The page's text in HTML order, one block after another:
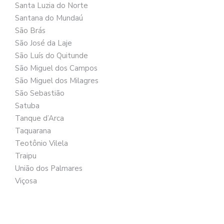
Santa Luzia do Norte
Santana do Mundaú
São Brás
São José da Laje
São Luís do Quitunde
São Miguel dos Campos
São Miguel dos Milagres
São Sebastião
Satuba
Tanque d’Arca
Taquarana
Teotônio Vilela
Traipu
União dos Palmares
Viçosa